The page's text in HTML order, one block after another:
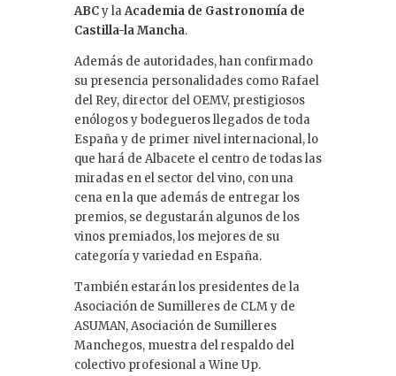
ABCy laAcademia de Gastronomía de
Castilla-la Mancha.
Además de autoridades, han confirmado
su presencia personalidades como Rafael
del Rey, director del OEMV, prestigiosos
enólogos y bodegueros llegados de toda
España y de primer nivel internacional, lo
que hará de Albacete el centro de todas las
miradas en el sector del vino, con una
cena en la que además de entregar los
premios, se degustarán algunos de los
vinos premiados, los mejores de su
categoría y variedad en España.
También estarán los presidentes de la
Asociación de Sumilleres de CLM y de
ASUMAN, Asociación de Sumilleres
Manchegos, muestra del respaldo del
colectivo profesional a Wine Up.